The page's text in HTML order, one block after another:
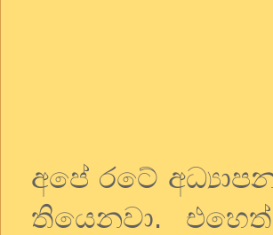
අපේ රටේ
තියෙනවා.